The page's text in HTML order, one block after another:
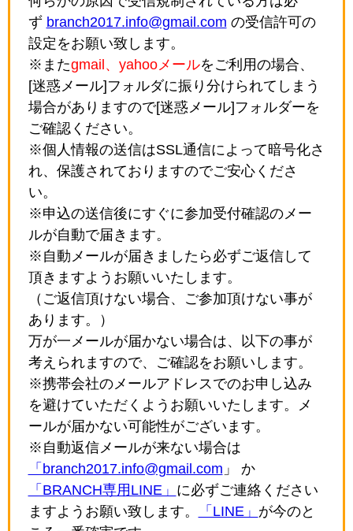
ず branch2017.info@gmail.com の受信許可の
設定をお願い致します。
※またgmail、yahooメールをご利用の場合、
[迷惑メール]フォルダに振り分けられてしまう
場合がありますので[迷惑メール]フォルダーを
ご確認ください。
※個人情報の送信はSSL通信によって暗号化さ
れ、保護されておりますのでご安心くださ
い。
※申込の送信後にすぐに参加受付確認のメー
ルが自動で届きます。
※自動メールが届きましたら必ずご返信して
頂きますようお願いいたします。
（ご返信頂けない場合、ご参加頂けない事が
あります。）
万が一メールが届かない場合は、以下の事が
考えられますので、ご確認をお願いします。
※携帯会社のメールアドレスでのお申し込み
を避けていただくようお願いいたします。メ
ールが届かない可能性がございます。
※自動返信メールが来ない場合は
「branch2017.info@gmail.com 」 か
「BRANCH専用LINE」 に必ずご連絡ください
ますようお願い致します。
「LINE」 が今のと